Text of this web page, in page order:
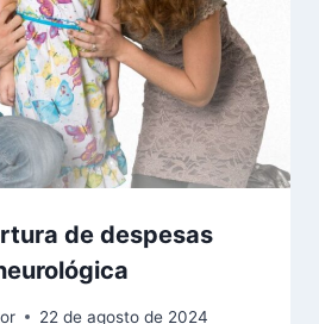
de despesas
22 de agosto de 2024